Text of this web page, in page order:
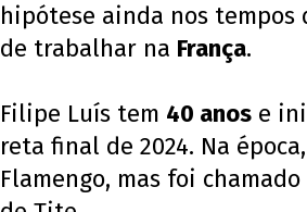
hipótese ainda nos tempos
de trabalhar na França.
Filipe Luís tem 40 anos e
reta final de 2024. Na
Flamengo, mas foi